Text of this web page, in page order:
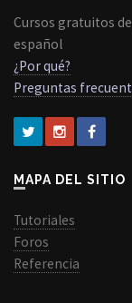
Cursos gratuitos
español
¿Por qué?
Preguntas
MAPA DEL SITIO
Tutoriales
Foros
Referencia